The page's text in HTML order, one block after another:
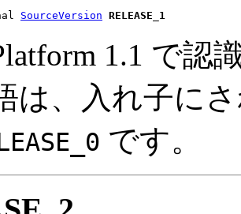
SourceVersion RELEASE_1
1.1 で
は、入れ子に
です。